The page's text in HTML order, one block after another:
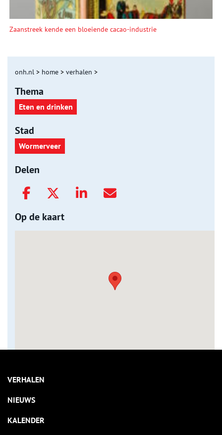
Zaanstreek kende een bloeiende cacao-industrie
onh.nl > home > verhalen >
Thema
Eten en drinken
Stad
Wormerveer
Delen
Op de kaart
VERHALEN
NIEUWS
KALENDER